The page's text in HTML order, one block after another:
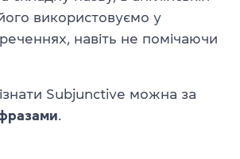
використовуємо у
навіть не помічаючи
Subjunctive можна за
.